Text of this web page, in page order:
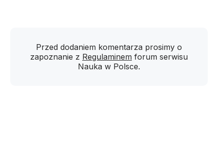
Przed dodaniem komentarza prosimy o
zapoznanie z Regulaminem forum serwisu
Nauka w Polsce.